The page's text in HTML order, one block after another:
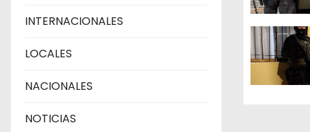
INTERNACIONALES
LOCALES
NACIONALES
NOTICIAS
d
e
e